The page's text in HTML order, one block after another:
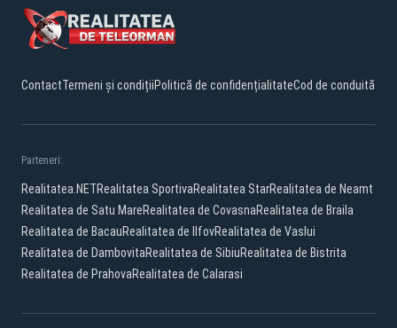
ContactTermeni și condițiiPolitică de confidențialitateCod de conduită
Parteneri:
Realitatea.NETRealitatea SportivaRealitatea StarRealitatea de Neamt
Realitatea de Satu MareRealitatea de CovasnaRealitatea de Braila
Realitatea de BacauRealitatea de IlfovRealitatea de Vaslui
Realitatea de DambovitaRealitatea de SibiuRealitatea de Bistrita
Realitatea de PrahovaRealitatea de Calarasi